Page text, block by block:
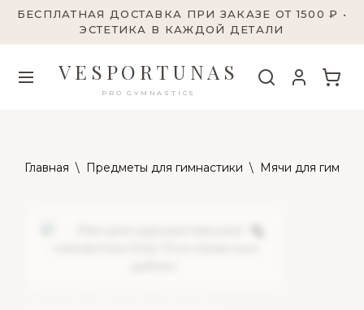
БЕСПЛАТНАЯ ДОСТАВКА ПРИ ЗАКАЗЕ ОТ 1500 ₽ •
ЭСТЕТИКА В КАЖДОЙ ДЕТАЛИ
VESPORTUNAS
PRO GYMNASTICS
Главная \ Предметы для гимнастики \ Мячи для